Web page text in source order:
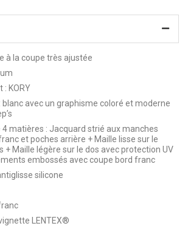
à la coupe très ajustée
: KORY
: blanc avec un graphisme coloré et moderne
matières : Jacquard strié aux manches
et poches arrière + Maille lisse sur le
+ Maille légère sur le dos avec protection UV
embossés avec coupe bord franc
silicone
vignette LENTEX®